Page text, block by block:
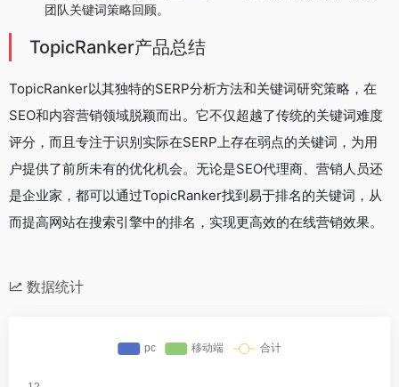
团队关键词策略回顾。
TopicRanker产品总结
TopicRanker以其独特的SERP分析方法和关键词研究策略，在
SEO和内容营销领域脱颖而出。它不仅超越了传统的关键词难度
评分，而且专注于识别实际在SERP上存在弱点的关键词，为用
户提供了前所未有的优化机会。无论是SEO代理商、营销人员还
是企业家，都可以通过TopicRanker找到易于排名的关键词，从
而提高网站在搜索引擎中的排名，实现更高效的在线营销效果。
数据统计